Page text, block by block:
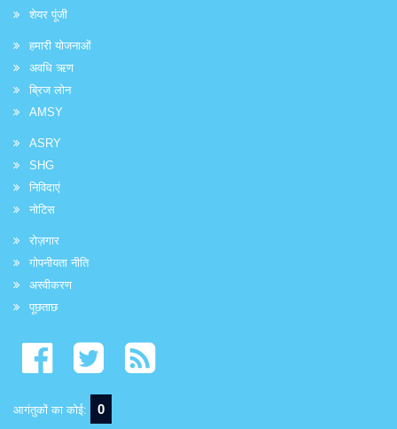
शेयर पूंजी
हमारी योजनाओं
अवधि ऋण
ब्रिज लोन
AMSY
ASRY
SHG
निविदाएं
नोटिस
रोज़गार
गोपनीयता नीति
अस्वीकरण
पूछताछ
आगंतुकों का कोई: 0